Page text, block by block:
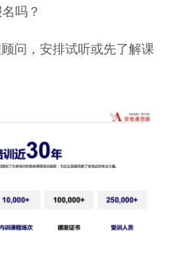
吗？
问，安排试听或先了解课